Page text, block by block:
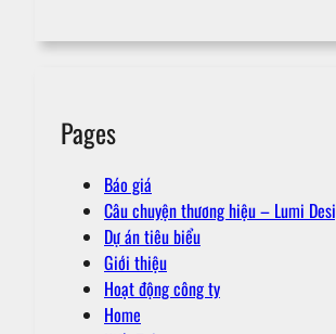
Pages
Báo giá
Câu chuyện thương hiệu – Lumi
Dự án tiêu biểu
Giới thiệu
Hoạt động công ty
Home